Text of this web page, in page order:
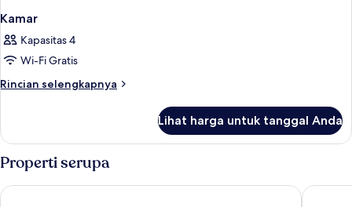
Kamar
Kapasitas 4
Wi-Fi Gratis
Rincian selengkapnya
Rincian
Kamar
Lihat harga untuk tanggal Anda
Properti serupa
Conrad Bali Hilton